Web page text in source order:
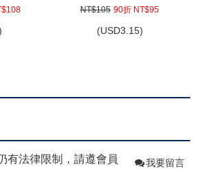
NT$105 90折 NT$95
(USD3.15)
有法律限制，請遵會員
我要留言